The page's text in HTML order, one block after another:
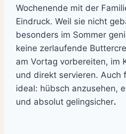
Wochenende mit der
Eindruck. Weil sie nicht
besonders im Sommer
keine zerlaufende
am Vortag vorbereiten, im
und direkt servieren. Auch
ideal: hübsch anzusehen,
und absolut gelingsicher.